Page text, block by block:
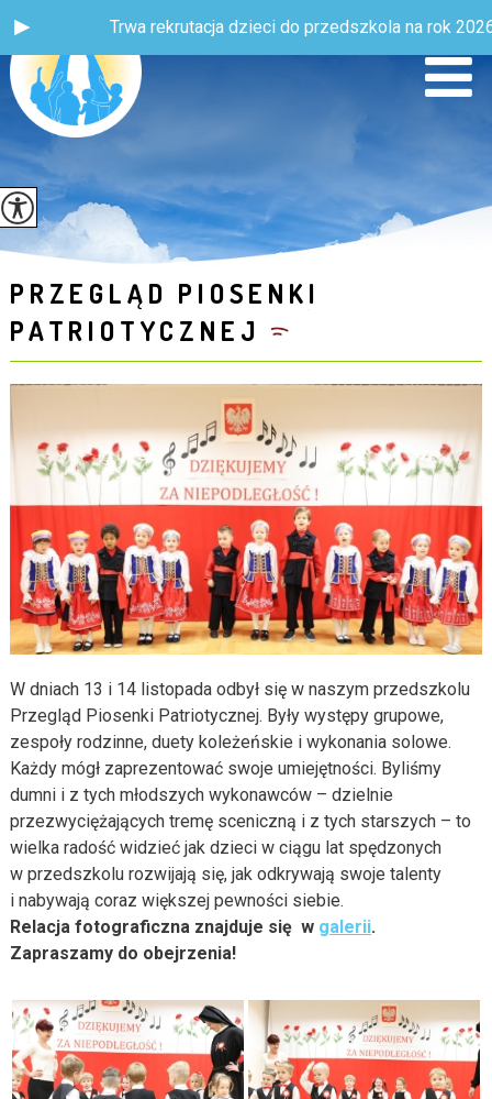
Trwa rekrutacja dzieci do przedszkola na rok 2026 /
PRZEGLĄD PIOSENKI
PATRIOTYCZNEJ
W dniach 13 i 14 listopada odbył się w naszym przedszkolu
Przegląd Piosenki Patriotycznej. Były występy grupowe,
zespoły rodzinne, duety koleżeńskie i wykonania solowe.
Każdy mógł zaprezentować swoje umiejętności. Byliśmy
dumni i z tych młodszych wykonawców – dzielnie
przezwyciężających tremę sceniczną i z tych starszych – to
wielka radość widzieć jak dzieci w ciągu lat spędzonych
w przedszkolu rozwijają się, jak odkrywają swoje talenty
i nabywają coraz większej pewności siebie.
Relacja fotograficzna znajduje się w galerii.
Zapraszamy do obejrzenia!